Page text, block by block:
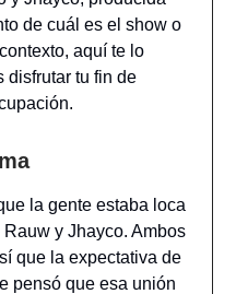
de cuál es el show o
aquí te lo
disfrutar tu fin de
la gente estaba loca
y Jhayco. Ambos
que la expectativa de
pensó que esa unión